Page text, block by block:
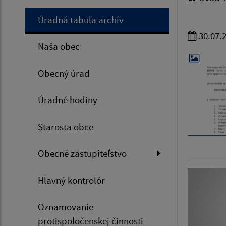
Úradná tabuľa archív
Naša obec
Obecný úrad
Úradné hodiny
Starosta obce
Obecné zastupiteľstvo
Hlavný kontrolór
Oznamovanie
protispoločenskej činnosti